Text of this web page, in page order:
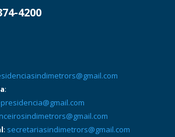
4200
:
: secretariasindimetrors@gmail.com